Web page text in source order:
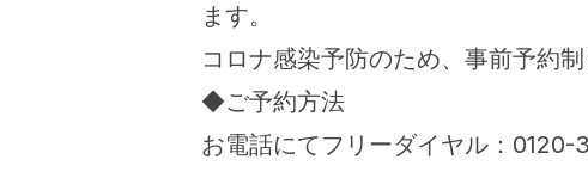
ます。
コロナ感染予防のため、事前予約制
◆ご予約方法
お電話にてフリーダイヤル：